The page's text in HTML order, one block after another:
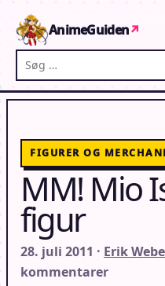
AnimeGuiden↗
Søg på AnimeGuiden
FIGURER OG
MM! Mio
figur
28. juli 2011 · Erik
kommentarer